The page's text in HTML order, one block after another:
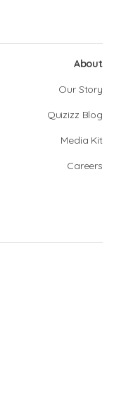
About
Our Story
Quizizz Blog
Media Kit
Careers